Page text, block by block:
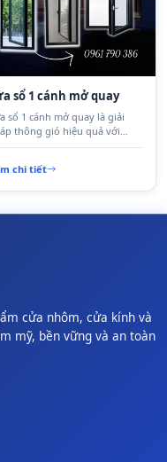
sổ 1 cánh mở quay
sổ 1 cánh mở quay là giải
thông gió hiệu quả với
kế đơn giản, kín khít và dễ
công trình dân dụng.
chi tiết
cửa nhôm, cửa kính và
mỹ, bền vững và an toàn